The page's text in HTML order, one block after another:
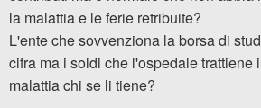
la malattia e le ferie retribuite?
L'ente che sovvenziona la borsa di
cifra ma i soldi che l'ospedale trattiene
malattia chi se li tiene?